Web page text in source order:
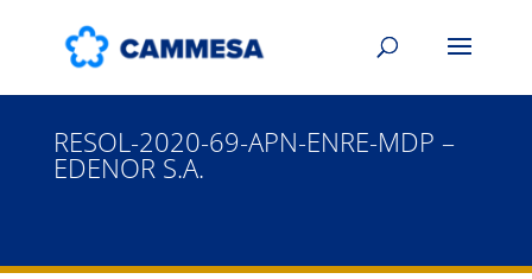
RESOL-2020-69-APN-ENRE-MDP –
EDENOR S.A.